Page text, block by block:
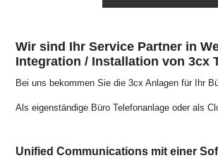
Wir sind Ihr Service Partner in
Integration / Installation von 3cx
Bei uns bekommen Sie die 3cx Anlagen für Ihr
Als eigenständige Büro Telefonanlage oder als
Unified Communications mit einer